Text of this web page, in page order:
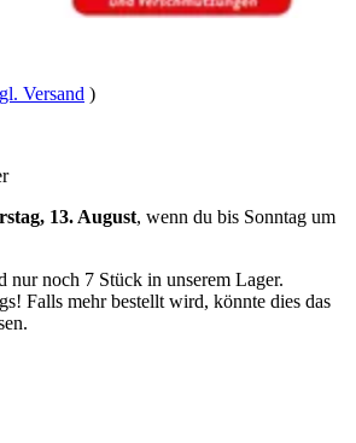
Versand )
13. August, wenn du bis Sonntag um
nur noch 7 Stück in unserem Lager.
Falls mehr bestellt wird, könnte dies das